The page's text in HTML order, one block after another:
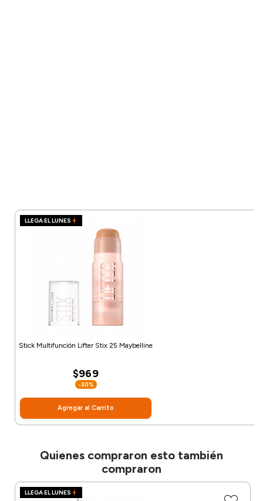
LLEGA EL LUNES
Stick Multifunción Lifter Stix 25 Maybelline
$969
-30%
Agregar al Carrito
Quienes compraron esto también
compraron
LLEGA EL LUNES